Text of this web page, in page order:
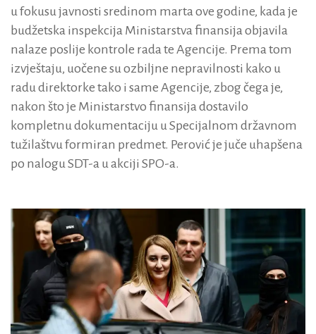
u fokusu javnosti sredinom marta ove godine, kada je
budžetska inspekcija Ministarstva finansija objavila
nalaze poslije kontrole rada te Agencije. Prema tom
izvještaju, uočene su ozbiljne nepravilnosti kako u
radu direktorke tako i same Agencije, zbog čega je,
nakon što je Ministarstvo finansija dostavilo
kompletnu dokumentaciju u Specijalnom državnom
tužilaštvu formiran predmet. Perović je juče uhapšena
po nalogu SDT-a u akciji SPO-a.